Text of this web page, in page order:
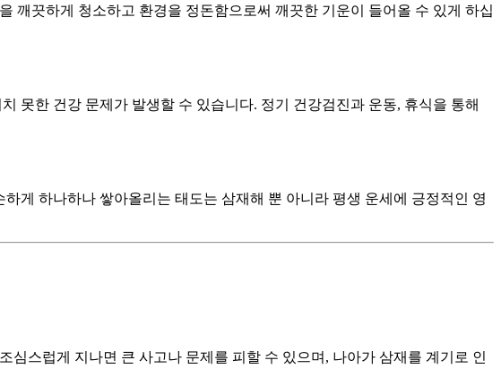
깨끗하게 청소하고 환경을 정돈함으로써 깨끗한 기운이 들어올 수 있게 하십
못한 건강 문제가 발생할 수 있습니다. 정기 건강검진과 운동, 휴식을 통해
게 하나하나 쌓아올리는 태도는 삼재해 뿐 아니라 평생 운세에 긍정적인 영
심스럽게 지나면 큰 사고나 문제를 피할 수 있으며, 나아가 삼재를 계기로 인